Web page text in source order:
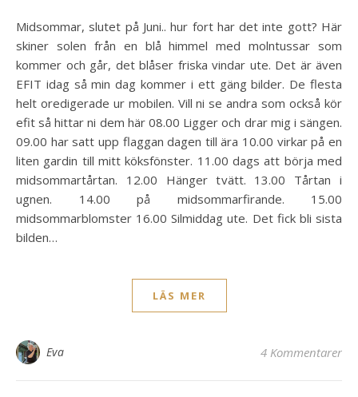
Midsommar, slutet på Juni.. hur fort har det inte gott? Här
skiner solen från en blå himmel med molntussar som
kommer och går, det blåser friska vindar ute. Det är även
EFIT idag så min dag kommer i ett gäng bilder. De flesta
helt oredigerade ur mobilen. Vill ni se andra som också kör
efit så hittar ni dem här 08.00 Ligger och drar mig i sängen.
09.00 har satt upp flaggan dagen till ära 10.00 virkar på en
liten gardin till mitt köksfönster. 11.00 dags att börja med
midsommartårtan. 12.00 Hänger tvätt. 13.00 Tårtan i
ugnen. 14.00 på midsommarfirande. 15.00
midsommarblomster 16.00 Silmiddag ute. Det fick bli sista
bilden…
LÄS MER
Eva 4 Kommentarer